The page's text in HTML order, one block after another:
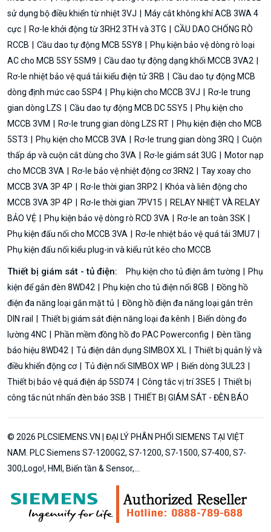
sử dụng bộ điều khiển từ nhiệt 3VJ
Máy cắt không khí ACB 3WA 4
cực
Rơ-le khởi động từ 3RH2 3TH và 3TG
CẦU DAO CHỐNG RÒ
RCCB
Cầu dao tự động MCB 5SY8
Phụ kiện bảo vệ dòng rò loại
AC cho MCB 5SY 5SM9
Cầu dao tự động dạng khối MCCB 3VA2
Rơ-le nhiệt bảo vệ quá tải kiểu điện tử 3RB
Cầu dao tự động MCB
dòng định mức cao 5SP4
Phụ kiện cho MCCB 3VJ
Rơ-le trung
gian dòng LZS
Cầu dao tự động MCB DC 5SY5
Phụ kiện cho
MCCB 3VM
Rơ-le trung gian dòng LZS RT
Phụ kiện điện cho MCB
5ST3
Phụ kiện cho MCCB 3VA Rơ-le trung gian dòng 3RQ
Cuộn
thấp áp và cuộn cắt dùng cho 3VA
Rơ-le giám sát 3UG
Motor nạp
cho MCCB 3VA
Rơ-le bảo vệ nhiệt động cơ 3RN2
Tay xoay cho
MCCB 3VA 3P 4P
Rơ-le thời gian 3RP2
Khóa và liên động cho
MCCB 3VA 3P 4P
Rơ-le thời gian 7PV15
RELAY NHIỆT VÀ RELAY
BẢO VỆ
Phụ kiện bảo vệ dòng rò RCD 3VA
Rơ-le an toàn 3SK
Phụ kiện đấu nối cho MCCB 3VA
Rơ-le nhiệt bảo vệ quá tải 3MU7
Phụ kiện đấu nối kiểu plug-in và kiểu rút kéo cho MCCB
Thiết bị giám sát - tủ điện: Phụ kiện cho tủ điện âm tường
Phụ
kiện để gắn đèn 8WD42
Phụ kiện cho tủ điện nổi 8GB
Đồng hồ
điện đa năng loại gắn mặt tủ
Đồng hồ điện đa năng loại gắn trên
DIN rail
Thiết bị giám sát điện năng loại đa kênh
Biến dòng đo
lường 4NC
Phần mềm đồng hồ đo PAC Powerconfig
Đèn tầng
báo hiệu 8WD42
Tủ điện dân dụng SIMBOX XL
Thiết bị quản lý và
điều khiển động cơ
Tủ điện nổi SIMBOX WP
Biến dòng 3UL23
Thiết bị bảo vệ quá điện áp 5SD74
Công tắc vị trí 3SE5
Thiết bị
công tắc nút nhấn đèn báo 3SB
THIẾT BỊ GIÁM SÁT - ĐÈN BÁO
© 2026 PLCSIEMENS.VN | ĐẠI LÝ PHÂN PHỐI SIEMENS TẠI VIỆT
NAM. PLC Siemens S7-1200G2, S7-1200, S7-1500, S7-400, S7-
300,Logo!, HMI, Biến tần & Sensor,...